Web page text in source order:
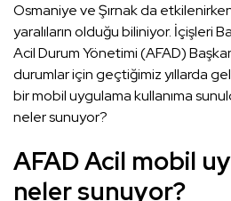
Osmaniye ve Şırnak da
yaralıların olduğu biliniyor. İçişleri
Acil Durum Yönetimi (AFAD)
durumlar için geçtiğimiz yıllarda
bir mobil uygulama kullanıma
neler sunuyor?
AFAD Acil mobil
neler sunuyor?